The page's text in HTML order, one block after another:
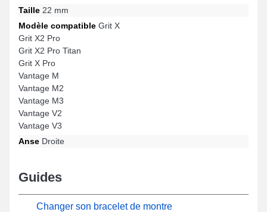
Taille 22 mm
Modèle compatible Grit X
Grit X2 Pro
Grit X2 Pro Titan
Grit X Pro
Vantage M
Vantage M2
Vantage M3
Vantage V2
Vantage V3
Anse Droite
Guides
Changer son bracelet de montre